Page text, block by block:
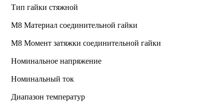
Тип гайки стяжной
М8 Материал соединительной гайки
M8 Момент затяжки соединительной гайки
Номинальное напряжение
Номинальный ток
Диапазон температур